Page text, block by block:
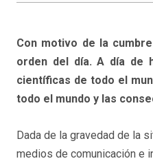
Con motivo de la
orden del día. A día de
científicas de todo el
todo el mundo y las
Dada de la gravedad de la
medios de comunicación e